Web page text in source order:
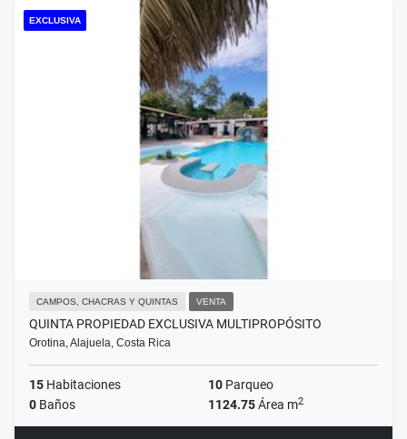
EXCLUSIVA
CAMPOS, CHACRAS Y QUINTAS VENTA
QUINTA PROPIEDAD EXCLUSIVA MULTIPROPÓSITO
Orotina, Alajuela, Costa Rica
15 Habitaciones 10 Parqueo
0 Baños 1124.75Área m2